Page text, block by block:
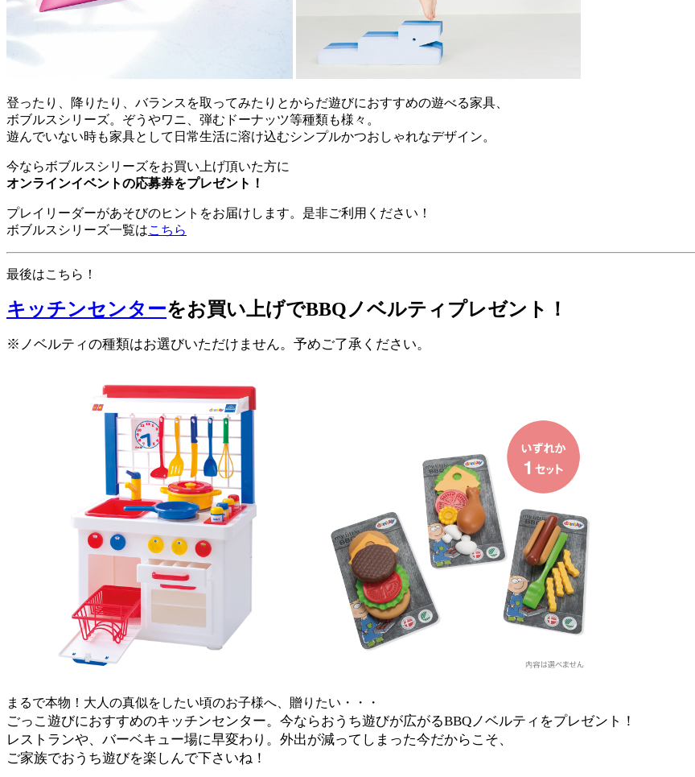
登ったり、降りたり、バランスを取ってみたりとからだ遊びにおすすめの遊べる家具、
ボブルスシリーズ。ぞうやワニ、弾むドーナッツ等種類も様々。
遊んでいない時も家具として日常生活に溶け込むシンプルかつおしゃれなデザイン。
今ならボブルスシリーズをお買い上げ頂いた方に
オンラインイベントの応募券をプレゼント！
プレイリーダーがあそびのヒントをお届けします。是非ご利用ください！
ボブルスシリーズ一覧はこちら
最後はこちら！
キッチンセンターをお買い上げでBBQノベルティプレゼント！
※ノベルティの種類はお選びいただけません。予めご了承ください。
まるで本物！大人の真似をしたい頃のお子様へ、贈りたい・・・
ごっこ遊びにおすすめのキッチンセンター。今ならおうち遊びが広がるBBQノベルティをプレゼント！
レストランや、バーベキュー場に早変わり。外出が減ってしまった今だからこそ、
ご家族でおうち遊びを楽しんで下さいね！